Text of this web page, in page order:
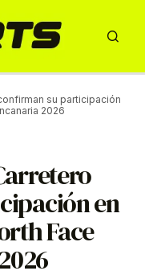
su participación
2026
en
Face